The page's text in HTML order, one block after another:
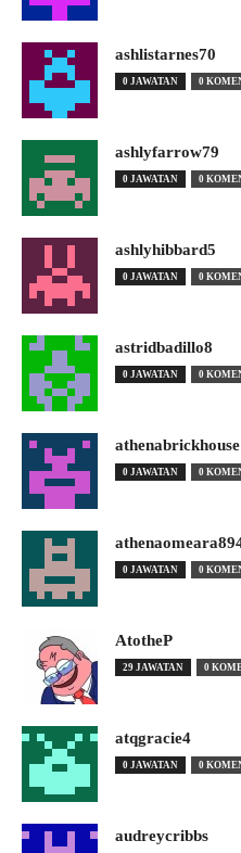
ashlistarnes70
0 JAWATAN 0
ashlyfarrow79
0 JAWATAN 0
ashlyhibbard5
0 JAWATAN 0
astridbadillo8
0 JAWATAN 0
athenabrickhouse
0 JAWATAN 0
0 JAWATAN 0
AtotheP
29 JAWATAN 0
atqgracie4
0 JAWATAN 0
audreycribbs